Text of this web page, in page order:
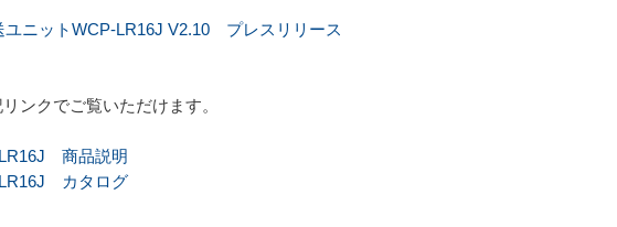
ニットWCP-LR16J V2.10 プレスリリース
ンクでご覧いただけます。
商品説明
カタログ